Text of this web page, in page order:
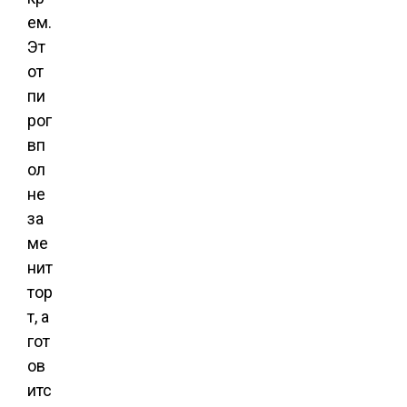
ем.
Эт
от
пи
рог
вп
ол
не
за
ме
нит
тор
т, а
гот
ов
итс